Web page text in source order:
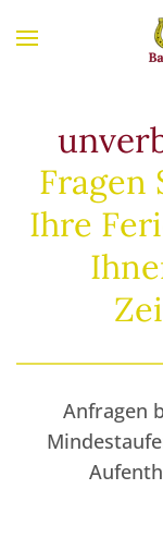
Zum
Fragen
Ihre
Anfragen